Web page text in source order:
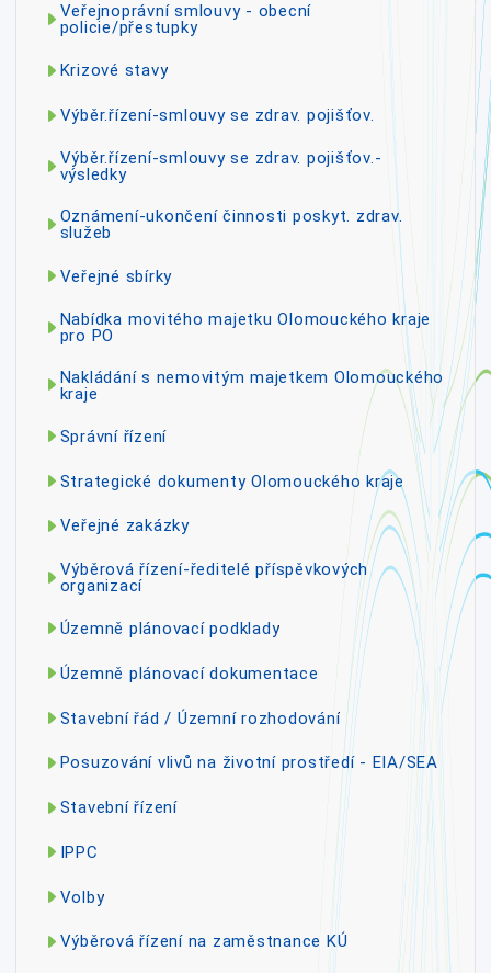
Veřejnoprávní smlouvy - obecní
policie/přestupky
Krizové stavy
Výběr.řízení-smlouvy se zdrav. pojišťov.
Výběr.řízení-smlouvy se zdrav. pojišťov.-
výsledky
Oznámení-ukončení činnosti poskyt. zdrav.
služeb
Veřejné sbírky
Nabídka movitého majetku Olomouckého kraje
pro PO
Nakládání s nemovitým majetkem Olomouckého
kraje
Správní řízení
Strategické dokumenty Olomouckého kraje
Veřejné zakázky
Výběrová řízení-ředitelé příspěvkových
organizací
Územně plánovací podklady
Územně plánovací dokumentace
Stavební řád / Územní rozhodování
Posuzování vlivů na životní prostředí - EIA/SEA
Stavební řízení
IPPC
Volby
Výběrová řízení na zaměstnance KÚ